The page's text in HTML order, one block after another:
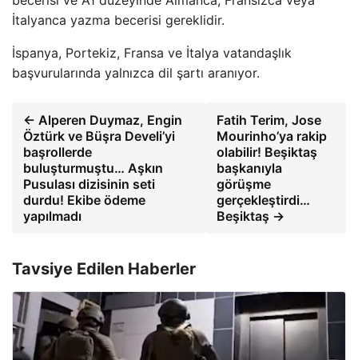
İtalyanca yazma becerisi gereklidir.
İspanya, Portekiz, Fransa ve İtalya vatandaşlık
başvurularında yalnızca dil şartı aranıyor.
← Alperen Duymaz, Engin
Öztürk ve Büşra Develi’yi
başrollerde
buluşturmuştu… Aşkın
Pusulası dizisinin seti
durdu! Ekibe ödeme
yapılmadı
Fatih Terim, Jose
Mourinho’ya rakip
olabilir! Beşiktaş
başkanıyla
görüşme
gerçekleştirdi…
Beşiktaş →
Tavsiye Edilen Haberler